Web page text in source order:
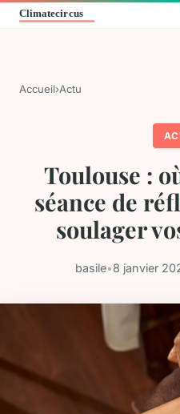
Accueil›Actu
Toulouse :
séance de
soulager
basile•8 janvier